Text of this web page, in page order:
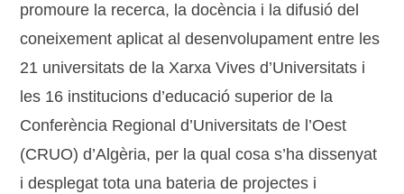
promoure la recerca, la docència i la difusió del
coneixement aplicat al desenvolupament entre les
21 universitats de la Xarxa Vives d’Universitats i
les 16 institucions d’educació superior de la
Conferència Regional d’Universitats de l’Oest
(CRUO) d’Algèria, per la qual cosa s’ha dissenyat
i desplegat tota una bateria de projectes i